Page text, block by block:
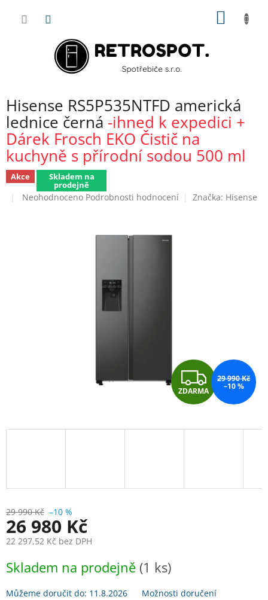
Hisense RS5P535NTFD americká
lednice černá -ihned k expedici +
Dárek Frosch EKO Čistič na
kuchyně s přírodní sodou 500 ml
Akce Skladem na
prodejně
Průměrné
Neohodnoceno Podrobnosti hodnocení Značka: Hisense
Z
D
A
ZDARMA
29 990 Kč
–10 %
29 990 Kč –10 %
26 980 Kč
22 297,52 Kč bez DPH
cena:
Skladem na prodejně (1 ks)
Můžeme doručit do: 11.8.2026 Možnosti doručení